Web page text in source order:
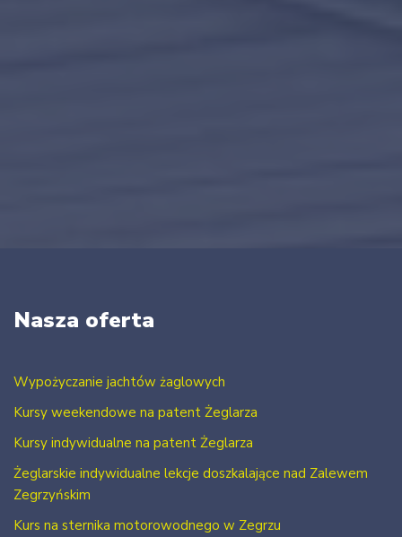
Nasza oferta
Wypożyczanie jachtów żaglowych
Kursy weekendowe na patent Żeglarza
Kursy indywidualne na patent Żeglarza
Żeglarskie indywidualne lekcje doszkalające nad Zalewem
Zegrzyńskim
Kurs na sternika motorowodnego w Zegrzu